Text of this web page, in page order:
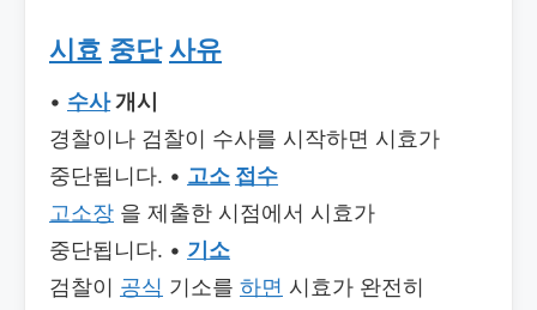
시효 중단 사유
• 수사개시
경찰이나 검찰이 수사를 시작하면 시효가
중단됩니다. • 고소 접수
고소장 을 제출한 시점에서 시효가
중단됩니다. • 기소
검찰이 공식 기소를 하면 시효가 완전히